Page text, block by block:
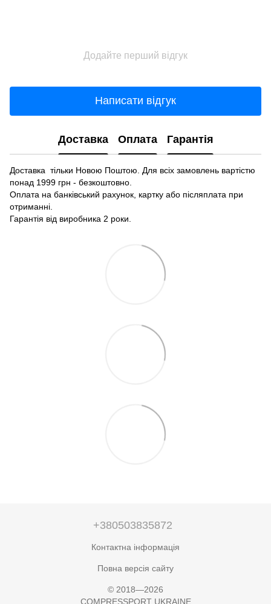
Додайте перший відгук
Написати відгук
Доставка Оплата Гарантія
Доставка тільки Новою Поштою. Для всіх замовлень вартістю
понад 1999 грн - безкоштовно.
Оплата на банківський рахунок, картку або післяплата при
отриманні.
Гарантія від виробника 2 роки.
+380503835872
Контактна інформація
Повна версія сайту
© 2018—2026
COMPRESSPORT UKRAINE